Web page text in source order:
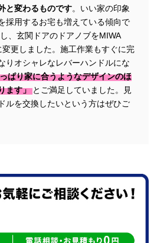
と変わるものです。いい家の印象
採用するお宅も増えている傾向で
、玄関ドアのドアノブをMIWA
更しました。施工作業もすぐに完
りオシャレなレバーハンドルにな
ぱり家に合うようなデザインのほ
ます」とご満足していました。見
ルを交換したいという方はぜひご